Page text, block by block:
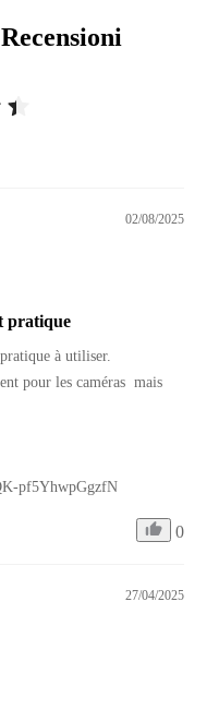
Recensioni
02/08/2025
pratique
à utiliser.
pour les caméras  mais
pf5YhwpGgzfN
0
27/04/2025